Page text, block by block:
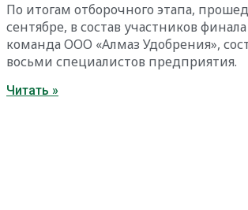
По итогам отборочного этапа,
сентябре, в состав участников
команда ООО «Алмаз Удобрения»,
восьми специалистов предприятия.
Читать »